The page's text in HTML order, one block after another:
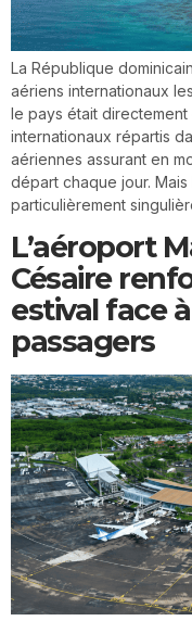
La République
aériens internationaux
le pays était
internationaux répartis
aériennes assurant en
départ chaque jour.
particulièrement
L’aéroport
Césaire
estival face
passagers